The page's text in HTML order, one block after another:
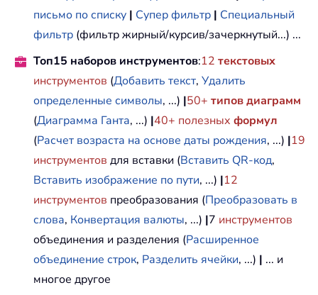
письмо по списку | Супер фильтр | Специальный
фильтр (фильтр жирный/курсив/зачеркнутый...) ...
Топ15 наборов инструментов:12 текстовых
инструментов (Добавить текст, Удалить
определенные символы, ...) |50+ типов диаграмм
(Диаграмма Ганта, ...) |40+ полезных формул
(Расчет возраста на основе даты рождения, ...) |19
инструментов для вставки (Вставить QR-код,
Вставить изображение по пути, ...) |12
инструментов преобразования (Преобразовать в
слова, Конвертация валюты, ...) |7 инструментов
объединения и разделения (Расширенное
объединение строк, Разделить ячейки, ...) | ... и
многое другое